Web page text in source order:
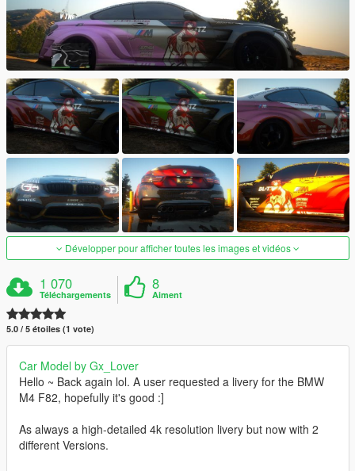
Développer pour afficher toutes les images et vidéos
1 070
Téléchargements
8
Aiment
5.0 / 5 étoiles (1 vote)
Car Model by Gx_Lover
Hello ~ Back again lol. A user requested a livery for the BMW
M4 F82, hopefully it's good :]
As always a high-detailed 4k resolution livery but now with 2
different Versions.